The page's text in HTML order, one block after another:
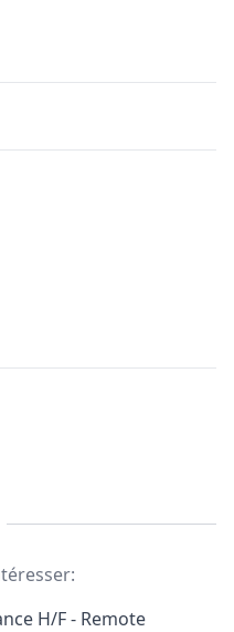
H/F - Remote